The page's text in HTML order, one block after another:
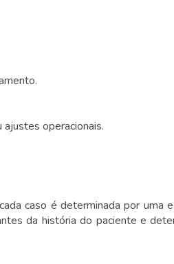
operacionais.
caso é determinada por uma
da história do paciente e